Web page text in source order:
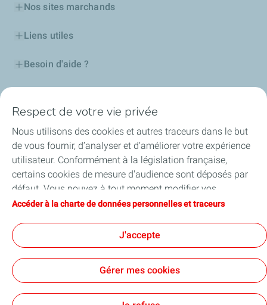
Nos sites marchands
Liens utiles
Besoin d'aide ?
Certificats d'économies d'énergie
Nos partenaires
Collaborer avec TotalEnergies
Accessibilité
Conditions Générales d’Utilisation
Accessibilité : Partiellement conforme
Respect de votre vie privée
Nous utilisons des cookies et autres traceurs dans le but
de vous fournir, d’analyser et d’améliorer votre expérience
utilisateur. Conformément à la législation française,
certains cookies de mesure d'audience sont déposés par
défaut. Vous pouvez à tout moment modifier vos
paramètres de cookies en cliquant sur le bouton « Gérer
vous acceptez le dépôt de l’ensemble des cookies. Dans le
cas où vous cliquez sur « Je refuse », seuls les cookies
techniques nécessaires au bon fonctionnement du site
seront utilisés. Pour plus d’informations, vous pouvez
Accéder à la charte de données personnelles et traceurs
J'accepte
Gérer mes cookies